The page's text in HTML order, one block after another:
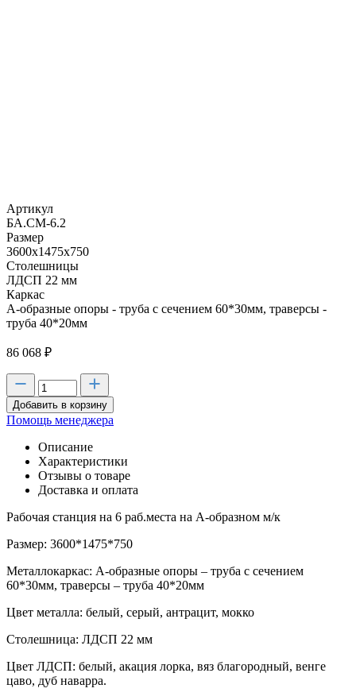
Артикул
БА.СМ-6.2
Размер
3600х1475х750
Столешницы
ЛДСП 22 мм
Каркас
А-образные опоры - труба с сечением 60*30мм, траверсы -
труба 40*20мм
86 068 ₽
Добавить в корзину
Помощь менеджера
Описание
Характеристики
Отзывы о товаре
Доставка и оплата
Рабочая станция на 6 раб.места на А-образном м/к
Размер: 3600*1475*750
Металлокаркас: А-образные опоры – труба с сечением
60*30мм, траверсы – труба 40*20мм
Цвет металла: белый, серый, антрацит, мокко
Столешница: ЛДСП 22 мм
Цвет ЛДСП: белый, акация лорка, вяз благородный, венге
цаво, дуб наварра.